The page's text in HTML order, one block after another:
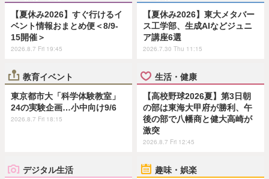
【夏休み2026】すぐ行けるイ
ベント情報おまとめ便＜8/9-
15開催＞
2026.8.7 Fri 19:45
【夏休み2026】東大メタバー
ス工学部、生成AIなどジュニ
ア講座6選
2026.7.30 Thu 11:15
教育イベント
東京都市大「科学体験教室」
24の実験企画…小中向け9/6
2026.8.7 Fri 18:15
生活・健康
【高校野球2026夏】第3日朝
の部は東海大甲府が勝利、午
後の部で八幡商と健大高崎が
激突
2026.8.7 Fri 12:45
デジタル生活 趣味・娯楽